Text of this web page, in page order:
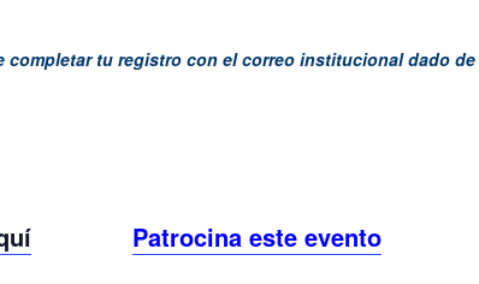
completar tu registro con el correo institucional dado de
Patrocina este evento